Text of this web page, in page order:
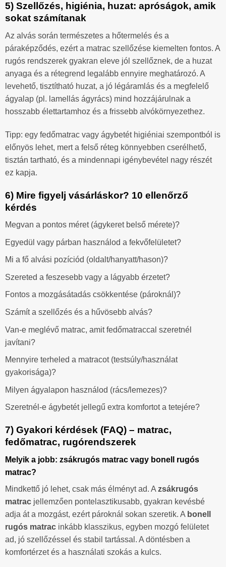
5) Szellőzés, higiénia, huzat: apróságok, amik
sokat számítanak
Az alvás során természetes a hőtermelés és a
páraképződés, ezért a matrac szellőzése kiemelten fontos. A
rugós rendszerek gyakran eleve jól szellőznek, de a huzat
anyaga és a rétegrend legalább ennyire meghatározó. A
levehető, tisztítható huzat, a jó légáramlás és a megfelelő
ágyalap (pl. lamellás ágyrács) mind hozzájárulnak a
hosszabb élettartamhoz és a frissebb alvókörnyezethez.
Tipp: egy fedőmatrac vagy ágybetét higiéniai szempontból is
előnyös lehet, mert a felső réteg könnyebben cserélhető,
tisztán tartható, és a mindennapi igénybevétel nagy részét
ez kapja.
6) Mire figyelj vásárláskor? 10 ellenőrző
kérdés
Megvan a pontos méret (ágykeret belső mérete)?
Egyedül vagy párban használod a fekvőfelületet?
Mi a fő alvási pozíciód (oldalt/hanyatt/hason)?
Szereted a feszesebb vagy a lágyabb érzetet?
Fontos a mozgásátadás csökkentése (pároknál)?
Számít a szellőzés és a hűvösebb alvás?
Van-e meglévő matrac, amit fedőmatraccal szeretnél
javítani?
Mennyire terheled a matracot (testsúly/használat
gyakorisága)?
Milyen ágyalapon használod (rács/lemezes)?
Szeretnél-e ágybetét jellegű extra komfortot a tetejére?
7) Gyakori kérdések (FAQ) – matrac,
fedőmatrac, rugórendszerek
Melyik a jobb: zsákrugós matrac vagy bonell rugós
matrac?
Mindkettő jó lehet, csak más élményt ad. A zsákrugós
matrac jellemzően pontelasztikusabb, gyakran kevésbé
adja át a mozgást, ezért pároknál sokan szeretik. A bonell
rugós matrac inkább klasszikus, egyben mozgó felületet
ad, jó szellőzéssel és stabil tartással. A döntésben a
komfortérzet és a használati szokás a kulcs.